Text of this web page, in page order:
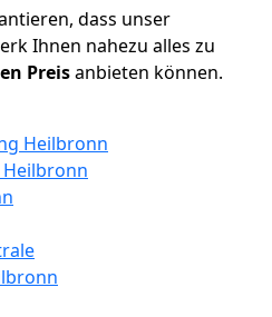
dass unser
Ihnen nahezu alles zu
Preisanbieten können.
Heilbronn